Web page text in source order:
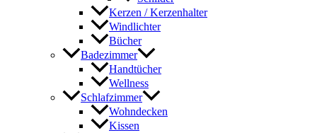
Kerzen / Kerzenhalter
Windlichter
Bücher
Badezimmer
Handtücher
Wellness
Schlafzimmer
Wohndecken
Kissen